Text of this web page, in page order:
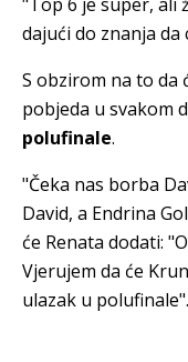
dajući do znanja da
S obzirom na to da
pobjeda u svakom
polufinale.
"Čeka nas borba
David, a Endrina
će Renata dodati:
Vjerujem da će
ulazak u polufinale".